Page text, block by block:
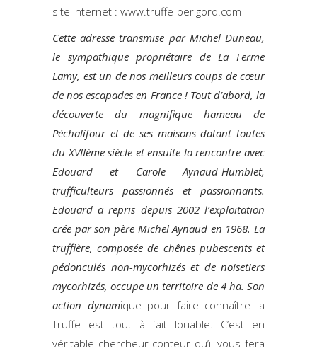
site internet : www.truffe-perigord.com
Cette adresse transmise par Michel Duneau,
le sympathique propriétaire de La Ferme
Lamy, est un de nos meilleurs coups de cœur
de nos escapades en France ! Tout d’abord, la
découverte du magnifique hameau de
Péchalifour et de ses maisons datant toutes
du XVIIème siècle et ensuite la rencontre avec
Edouard et Carole Aynaud-Humblet,
trufficulteurs passionnés et passionnants.
Edouard a repris depuis 2002 l’exploitation
crée par son père Michel Aynaud en 1968. La
truffière, composée de chênes pubescents et
pédonculés non-mycorhizés et de noisetiers
mycorhizés, occupe un territoire de 4 ha. Son
action dynamique pour faire connaître la
Truffe est tout à fait louable. C’est en
véritable chercheur-conteur qu’il vous fera